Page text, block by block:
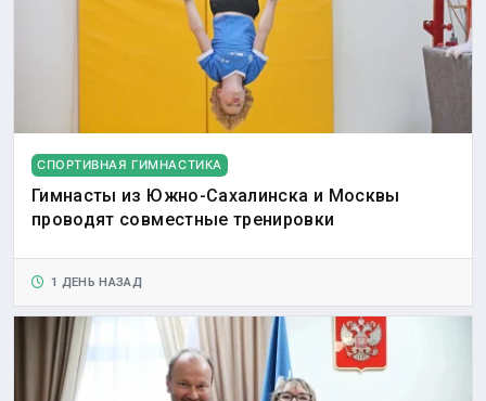
СПОРТИВНАЯ ГИМНАСТИКА
Гимнасты из Южно-Сахалинска и Москвы
проводят совместные тренировки
1 ДЕНЬ НАЗАД